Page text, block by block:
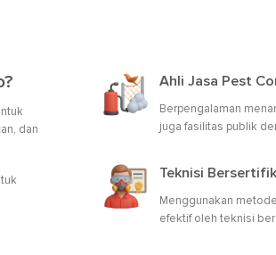
dan
Ahli Jasa Pest
Berpengalaman
juga fasilitas publik
Teknisi
Menggunakan
efektif oleh teknisi